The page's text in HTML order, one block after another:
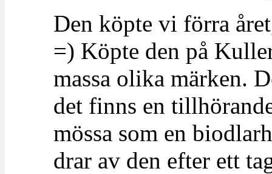
Den köpte vi förra
=) Köpte den på
massa olika märken.
det finns en
mössa som en
drar av den efter ett